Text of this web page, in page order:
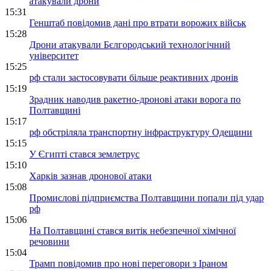
15:31
Генштаб повідомив дані про втрати ворожих військ
15:28
Дрони атакували Бєлгородський технологічний
університет
15:25
рф стали застосовувати більше реактивних дронів
15:19
Зрадник наводив ракетно-дронові атаки ворога по
Полтавщині
15:17
рф обстріляла транспортну інфраструктуру Одещини
15:15
У Єгипті стався землетрус
15:10
Харків зазнав дронової атаки
15:08
Промислові підприємства Полтавщини попали під удар
рф
15:06
На Полтавщині стався витік небезпечної хімічної
речовини
15:04
Трамп повідомив про нові переговори з Іраном